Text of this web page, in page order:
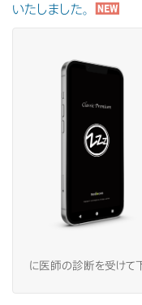
いたしました。
に医師の診断を受けて